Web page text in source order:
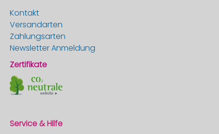
Kontakt
Versandarten
Zahlungsarten
Newsletter Anmeldung
Zertifikate
Service & Hilfe